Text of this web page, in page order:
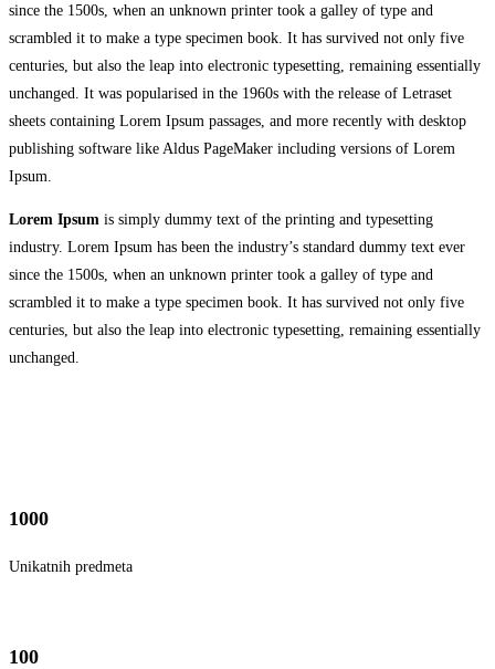
since the 1500s, when an unknown printer took a galley of type and
scrambled it to make a type specimen book. It has survived not only five
centuries, but also the leap into electronic typesetting, remaining essentially
unchanged. It was popularised in the 1960s with the release of Letraset
sheets containing Lorem Ipsum passages, and more recently with desktop
publishing software like Aldus PageMaker including versions of Lorem
Ipsum.
Lorem Ipsum is simply dummy text of the printing and typesetting
industry. Lorem Ipsum has been the industry’s standard dummy text ever
since the 1500s, when an unknown printer took a galley of type and
scrambled it to make a type specimen book. It has survived not only five
centuries, but also the leap into electronic typesetting, remaining essentially
unchanged.
1000
Unikatnih predmeta
100